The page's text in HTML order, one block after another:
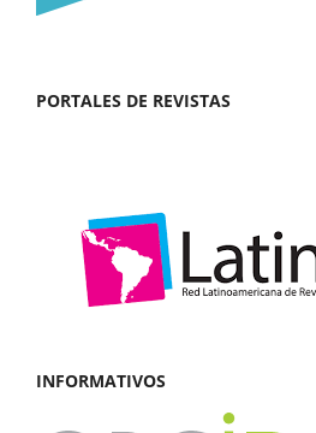
PORTALES DE REVISTAS
INFORMATIVOS